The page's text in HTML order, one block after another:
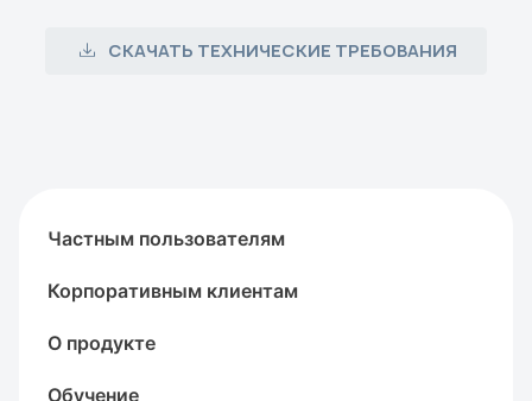
СКАЧАТЬ ТЕХНИЧЕСКИЕ ТРЕБОВАНИЯ
Частным пользователям
Корпоративным клиентам
О продукте
Обучение